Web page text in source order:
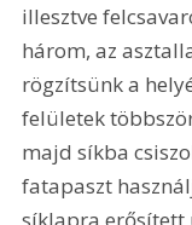
illesztve
három, az
rögzítsünk a
felületek
majd síkba
fatapaszt
síklapra erősített